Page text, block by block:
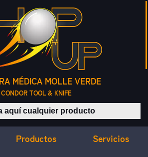
MÉDICA MOLLE VERDE
CONDOR TOOL & KNIFE
Buscar productos
Productos Servicios